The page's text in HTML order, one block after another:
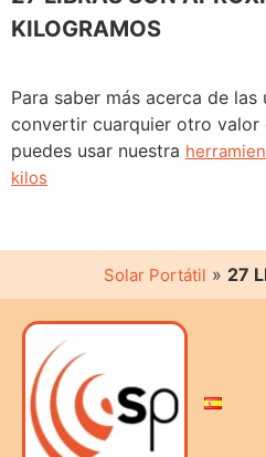
KILOGRAMOS
Para saber más acerca de
convertir cuarquier otro valor
puedes usar nuestra
kilos
Solar Portátil » 27